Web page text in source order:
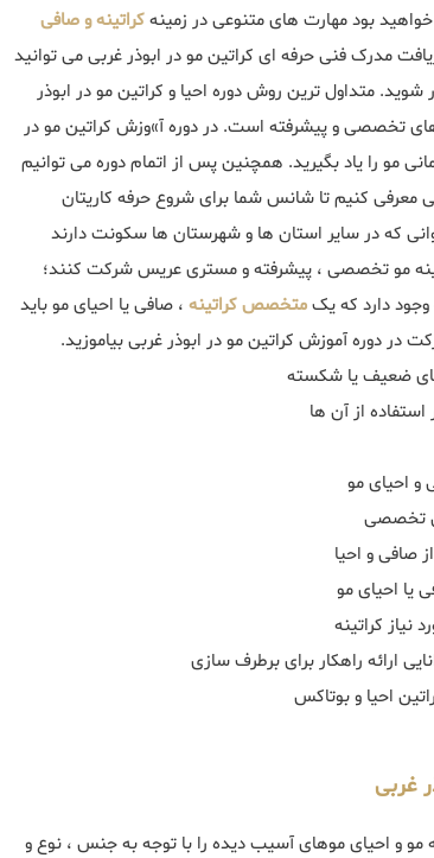
بود مهارت های متنوعی در زمینهکراتینه و صافی
مدرک فنی حرفه ای کراتین مو در ابوذر غربی می توانید
متداول ترین روش دوره احیا و کراتین مو در ابوذر
تخصصی و پیشرفته است. در دوره آ»وزش کراتین مو در
مو را یاد بگیرید. همچنین پس از اتمام دوره می توانیم
معرفی کنیم تا شانس شما برای شروع حرفه کاریتان
که در سایر استان ها و شهرستان ها سکونت دارند
مو تخصصی ، پیشرفته و مستری عریس شرکت کنند؛
متخصص کراتینه ، صافی یا احیای مو باید
در دوره آموزش کراتین مو در ابوذر غربی بیاموزید.
غربی
مو و احیای موهای آسیب دیده را با توجه به جنس ، نوع و